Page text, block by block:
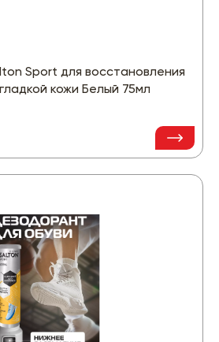
Sport для восстановления
кожи Белый 75мл